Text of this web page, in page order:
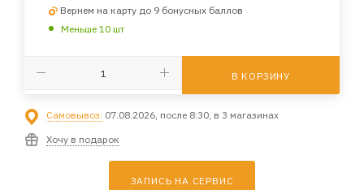
Вернем на карту до 9 бонусных баллов
Меньше 10 шт
В КОРЗИНУ
Самовывоз: 07.08.2026, после 8:30, в 3 магазинах
Хочу в подарок
ЗАПИСЬ НА СЕРВИС